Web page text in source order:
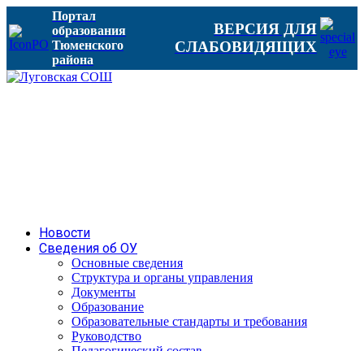
Портал
образования
Тюменского
района
ВЕРСИЯ ДЛЯ
СЛАБОВИДЯЩИХ
Новости
Сведения об ОУ
Основные сведения
Структура и органы управления
Документы
Образование
Образовательные стандарты и требования
Руководство